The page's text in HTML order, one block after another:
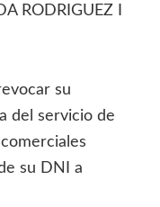
RODRIGUEZ I
su
del servicio de
su DNI a